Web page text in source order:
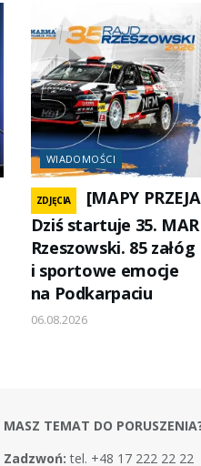
WIADOMOŚCI
ZDJĘCIA
[MAPY
Dziś startuje 35.
Rzeszowski. 85 załóg
i sportowe emocje
na Podkarpaciu
06.08.2026
MASZ TEMAT DO
Zadzwoń: tel. +48 17 222 22 22